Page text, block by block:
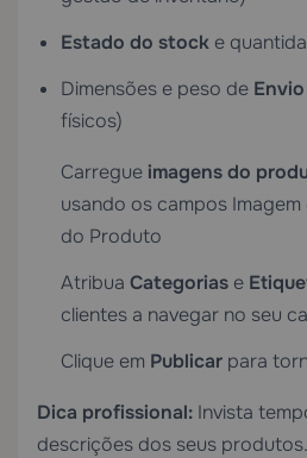
Estado do stock e
Dimensões e peso de Envio
físicos)
Carregueimagens do
usando os campos
do Produto
Atribua Categorias e
clientes a navegar no seu
Clique em Publicar para
Dica profissional: Invista
descrições dos seus